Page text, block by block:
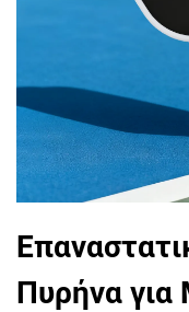
Πυρήνα